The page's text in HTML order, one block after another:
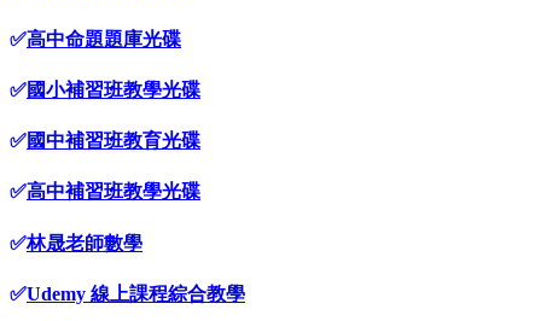
✅高中命題題庫光碟
✅國小補習班教學光碟
✅國中補習班教育光碟
✅高中補習班教學光碟
✅林晟老師數學
✅Udemy 線上課程綜合教學